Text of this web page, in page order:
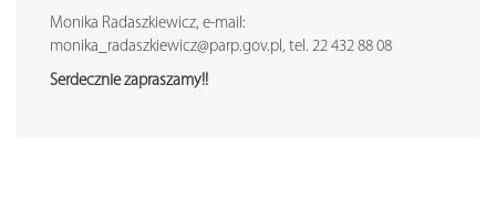
Monika Radaszkiewicz, e-mail:
monika_radaszkiewicz@parp.gov.pl, tel. 22 432 88 08
Serdecznie zapraszamy!!